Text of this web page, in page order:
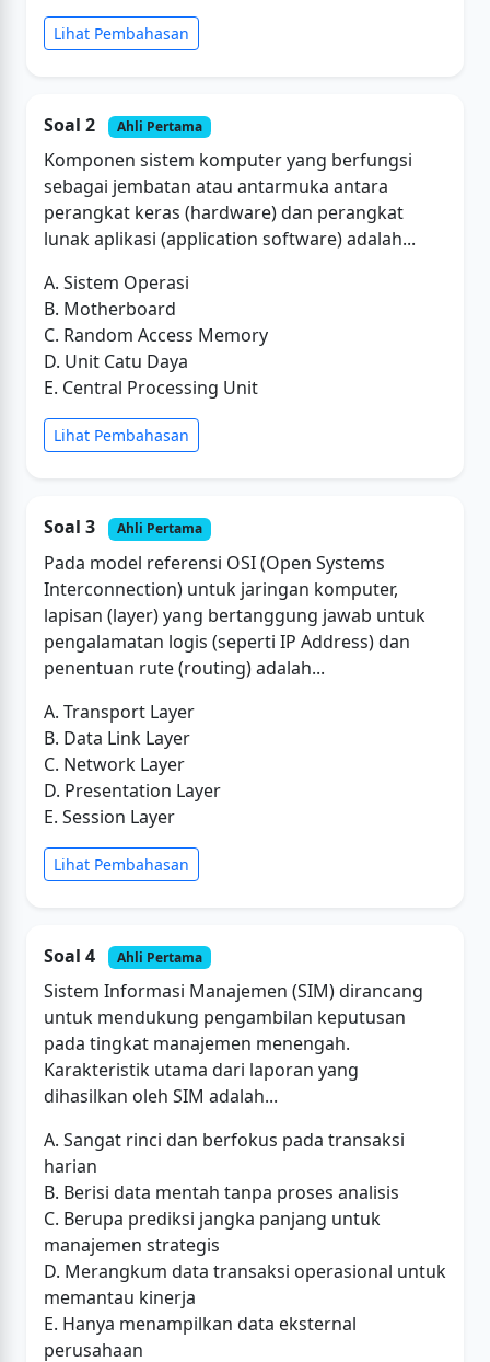
Lihat Pembahasan
Soal 2 Ahli Pertama
Komponen sistem komputer yang berfungsi
sebagai jembatan atau antarmuka antara
perangkat keras (hardware) dan perangkat
lunak aplikasi (application software) adalah...
A. Sistem Operasi
B. Motherboard
C. Random Access Memory
D. Unit Catu Daya
E. Central Processing Unit
Lihat Pembahasan
Soal 3 Ahli Pertama
Pada model referensi OSI (Open Systems
Interconnection) untuk jaringan komputer,
lapisan (layer) yang bertanggung jawab untuk
pengalamatan logis (seperti IP Address) dan
penentuan rute (routing) adalah...
A. Transport Layer
B. Data Link Layer
C. Network Layer
D. Presentation Layer
E. Session Layer
Lihat Pembahasan
Soal 4 Ahli Pertama
Sistem Informasi Manajemen (SIM) dirancang
untuk mendukung pengambilan keputusan
pada tingkat manajemen menengah.
Karakteristik utama dari laporan yang
dihasilkan oleh SIM adalah...
A. Sangat rinci dan berfokus pada transaksi
harian
B. Berisi data mentah tanpa proses analisis
C. Berupa prediksi jangka panjang untuk
manajemen strategis
D. Merangkum data transaksi operasional untuk
memantau kinerja
E. Hanya menampilkan data eksternal
perusahaan